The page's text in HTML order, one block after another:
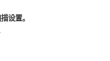
设置。